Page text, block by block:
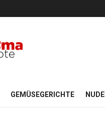
GEMÜSEGERICHTE